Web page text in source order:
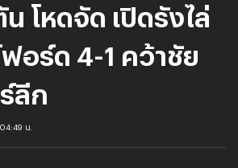
โหดจัด เปิดรังไล่
อร์ด 4-1 คว้าชัย
ลีก
น.